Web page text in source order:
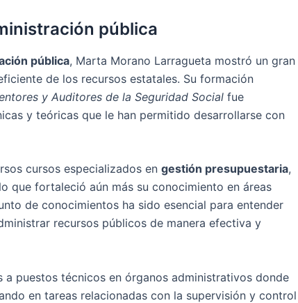
pública
pública, Marta Morano Larragueta mostró un gran
de los recursos estatales. Su formación
y Auditores de la Seguridad Social fue
y teóricas que le han permitido desarrollarse con
cursos especializados en gestión presupuestaria,
que fortaleció aún más su conocimiento en áreas
de conocimientos ha sido esencial para entender
recursos públicos de manera efectiva y
puestos técnicos en órganos administrativos donde
en tareas relacionadas con la supervisión y control